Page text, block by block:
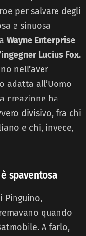
per salvare degli
e sinuosa
Wayne Enterprise
Lucius Fox.
nell’aver
adatta all’Uomo
creazione ha
divisivo, fra chi
e chi, invece,
spaventosa
Pinguino,
quando
A farlo,